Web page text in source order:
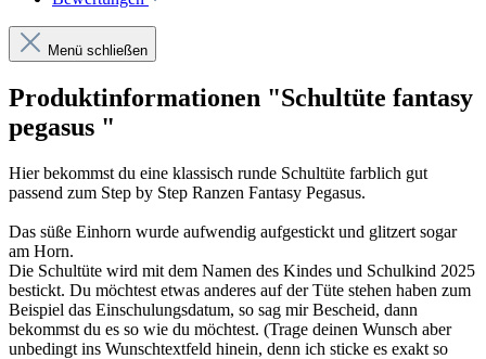
Menü schließen
Produktinformationen "Schultüte fantasy
pegasus "
Hier bekommst du eine klassisch runde Schultüte farblich gut
passend zum Step by Step Ranzen Fantasy Pegasus.
Das süße Einhorn wurde aufwendig aufgestickt und glitzert sogar
am Horn.
Die Schultüte wird mit dem Namen des Kindes und Schulkind 2025
bestickt. Du möchtest etwas anderes auf der Tüte stehen haben zum
Beispiel das Einschulungsdatum, so sag mir Bescheid, dann
bekommst du es so wie du möchtest. (Trage deinen Wunsch aber
unbedingt ins Wunschtextfeld hinein, denn ich sticke es exakt so